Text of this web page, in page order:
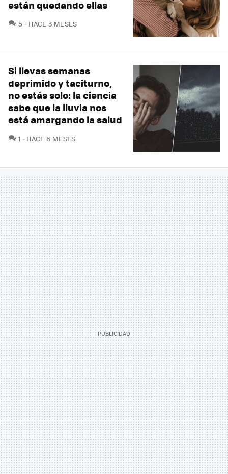
están quedando ellas
5 COMENTARIOS
HACE 3 MESES
Si llevas semanas
deprimido y taciturno,
no estás solo: la ciencia
sabe que la lluvia nos
está amargando la salud
1 COMENTARIOS
HACE 6 MESES